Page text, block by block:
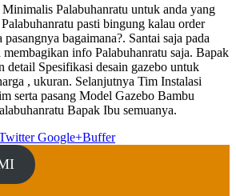
Palabuhanratu untuk anda yang
pasti bingung kalau order
bagaimana?. Santai saja pada
info Palabuhanratu saja. Bapak
Spesifikasi desain gazebo untuk
, ukuran. Selanjutnya Tim Instalasi
serta pasang Model Gazebo Bambu
Bapak Ibu semuanya.
Google+Buffer